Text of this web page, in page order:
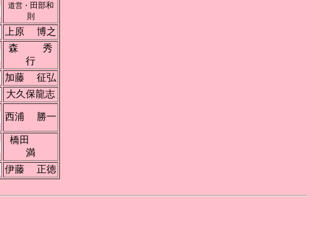
道営・ 田部和
則
上原 博之
森 秀
行
加藤 征弘
大久保龍志
西浦 勝一
橋田
満
伊藤 正徳